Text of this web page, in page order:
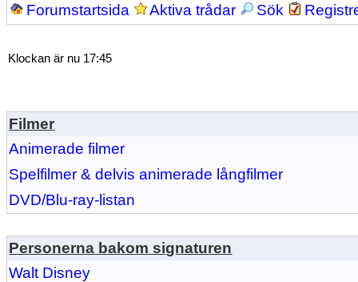
Forumstartsida Aktiva trådar Sök
Klockan är nu 17:45
Filmer
Animerade filmer
Spelfilmer & delvis animerade långfilmer
DVD/Blu-ray-listan
Personerna bakom signaturen
Walt Disney